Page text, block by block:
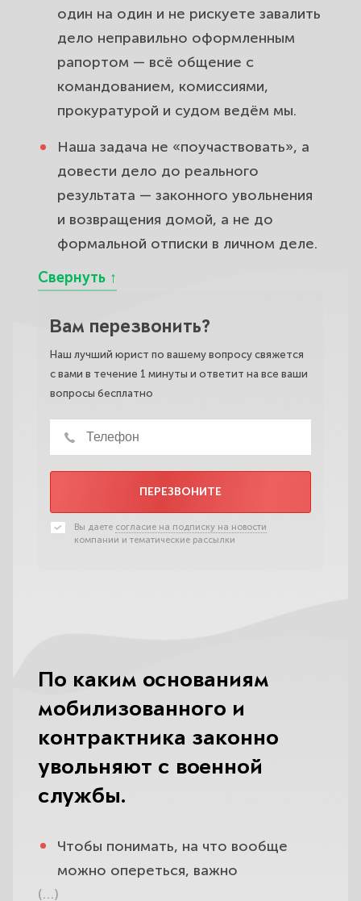
один на один и не рискуете завалить
дело неправильно оформленным
рапортом — всё общение с
командованием, комиссиями,
прокуратурой и судом ведём мы.
Наша задача не «поучаствовать», а
довести дело до реального
результата — законного увольнения
и возвращения домой, а не до
формальной отписки в личном деле.
Вам перезвонить?
Наш лучший юрист по вашему вопросу свяжется
с вами в течение 1 минуты и ответит на все ваши
вопросы бесплатно
ПЕРЕЗВОНИТЕ
Вы даете согласие на подписку на новости
компании и тематические рассылки
По каким основаниям
мобилизованного и
контрактника законно
увольняют с военной
службы.
Чтобы понимать, на что вообще
можно опереться, важно
разобраться, по каким основаниям
(…)